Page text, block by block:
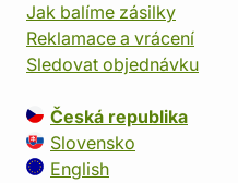
Jak balíme zásilky
Reklamace a vrácení
Sledovat objednávku
Česká republika
Slovensko
English